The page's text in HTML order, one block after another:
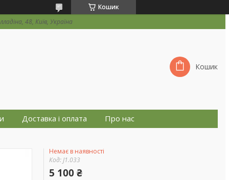
Кошик
48, Київ, Україна
Кошик
Доставка і оплата Про нас
Немає в наявності
Код: J1.033
5 100 ₴